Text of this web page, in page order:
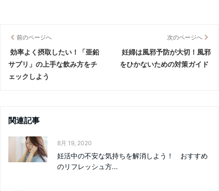
前のページへ
効率よく摂取したい！「亜鉛
サプリ」の上手な飲み方をチ
ェックしよう
次のページへ
妊婦は風邪予防が大切！風邪
をひかないための対策ガイド
関連記事
8月 19, 2020
妊活中の不安な気持ちを解消しよう！ おすすめ
のリフレッシュ方...